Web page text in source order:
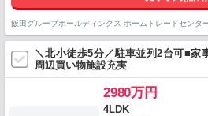
飯田グループホールディングス ホームトレードセンタ
＼北小徒歩5分／駐車並列2台可■家
周辺買い物施設充実
2980万円
4LDK